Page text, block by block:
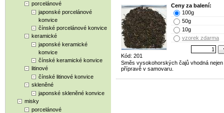
porcelánové
japonské porcelánové
konvice
čínské porcelánové konvice
keramické
japonské keramické
konvice
čínské keramické konvice
litinové
čínské litinové konvice
skleněné
japonské skleněné konvice
misky
porcelánové
Kód: 201
Ceny za balení:
100g
50g
10g
vzorek zdarma
Směs vysokohorských čajů vhodná
přípravě v samovaru.